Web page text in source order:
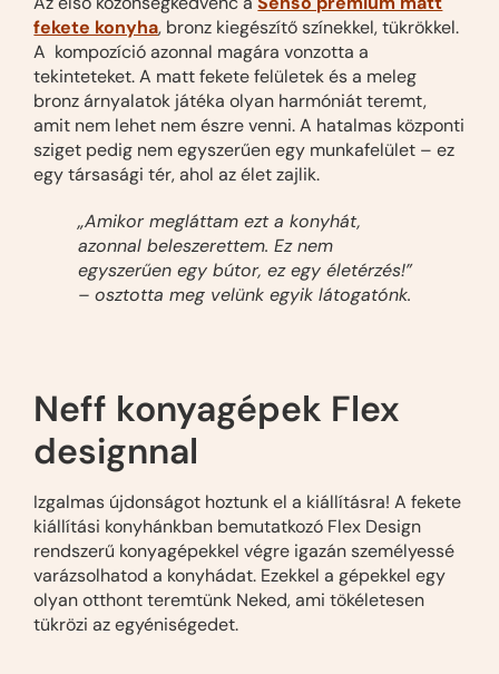
fekete konyha, bronz kiegészítő színekkel, tükrökkel.
A kompozíció azonnal magára vonzotta a
tekinteteket. A matt fekete felületek és a meleg
bronz árnyalatok játéka olyan harmóniát teremt,
amit nem lehet nem észre venni. A hatalmas központi
sziget pedig nem egyszerűen egy munkafelület – ez
egy társasági tér, ahol az élet zajlik.
„Amikor megláttam ezt a konyhát,
azonnal beleszerettem. Ez nem
egyszerűen egy bútor, ez egy életérzés!”
– osztotta meg velünk egyik látogatónk.
Neff konyagépek Flex
designnal
Izgalmas újdonságot hoztunk el a kiállításra! A fekete
kiállítási konyhánkban bemutatkozó Flex Design
rendszerű konyagépekkel végre igazán személyessé
varázsolhatod a konyhádat. Ezekkel a gépekkel egy
olyan otthont teremtünk Neked, ami tökéletesen
tükrözi az egyéniségedet.